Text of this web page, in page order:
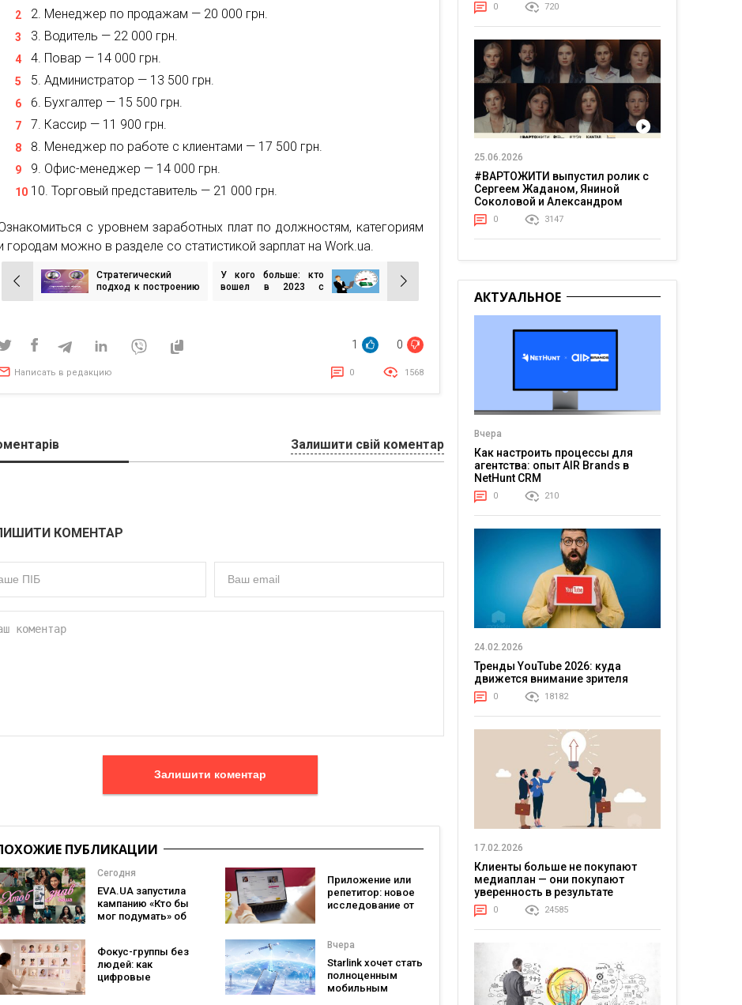
Менеджер по продажам — 20 000 грн.
Водитель — 22 000 грн.
Повар — 14 000 грн.
Администратор — 13 500 грн.
Бухгалтер — 15 500 грн.
Кассир — 11 900 грн.
Менеджер по работе с клиентами — 17 500 грн.
Офис-менеджер — 14 000 грн.
Торговый представитель — 21 000 грн.
с уровнем заработных плат по должностям, категориям
городам можно в разделе со статистикой зарплат на Work.ua.
Навигация
по
Стратегический
подход к построению
Наталией Холод
У кого больше: кто
вошел в 2023 с
1 0
Написать в редакцию 0 1568
Залишити свій коментар
КОМЕНТАР
Залишити коментар
ПУБЛИКАЦИИ
Сегодня
EVA.UA запустила
кампанию «Кто бы
мог подумать» об
покупатели не
ожидают увидеть
на платформе
Приложение или
репетитор: новое
исследование от
помогает
иностранном
языке
Фокус-группы без
людей: как
цифровые
Вчера
Starlink хочет стать
полноценным
мобильным
0 720
25.06.2026
#ВАРТОЖИТИ выпустил ролик с
Сергеем Жаданом, Яниной
Соколовой и Александром
Тереном о жизни в постоянном
напряжении
0 3147
АКТУАЛЬНОЕ
Вчера
Как настроить процессы для
агентства: опыт AIR Brands в
NetHunt CRM
0 210
24.02.2026
Тренды YouTube 2026: куда
движется внимание зрителя
0 18182
17.02.2026
Клиенты больше не покупают
медиаплан — они покупают
уверенность в результате
0 24585